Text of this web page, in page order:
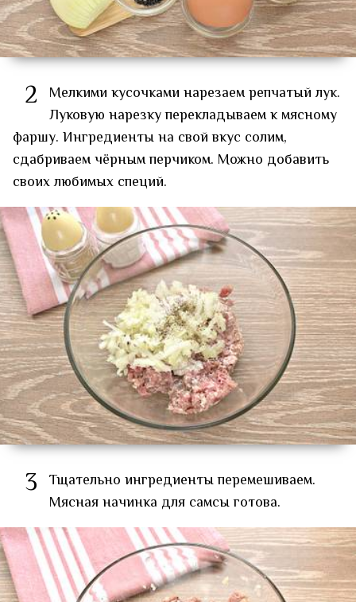
2
Мелкими кусочками нарезаем репчатый лук.
Луковую нарезку перекладываем к мясному
фаршу. Ингредиенты на свой вкус солим,
сдабриваем чёрным перчиком. Можно добавить
своих любимых специй.
3 Тщательно ингредиенты перемешиваем.
Мясная начинка для самсы готова.